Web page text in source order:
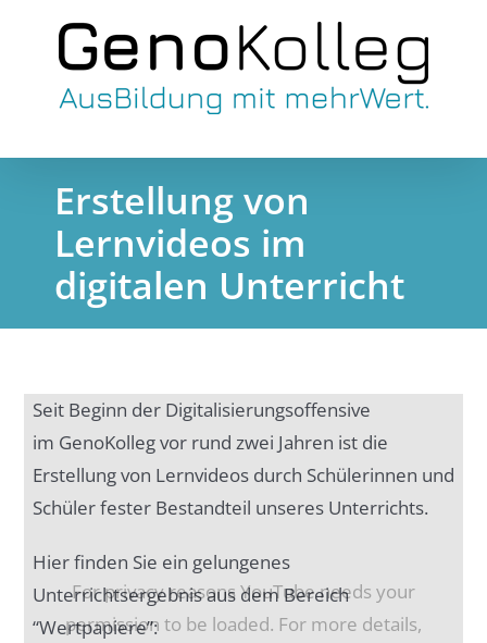
Erstellung von
Lernvideos im
digitalen Unterricht
Seit Beginn der Digitalisierungsoffensive
im GenoKolleg vor rund zwei Jahren ist die
Erstellung von Lernvideos durch Schülerinnen und
Schüler fester Bestandteil unseres Unterrichts.
Hier finden Sie ein gelungenes
Unterrichtsergebnis aus dem Bereich
“Wertpapiere”:
For privacy reasons YouTube needs your
permission to be loaded. For more details,